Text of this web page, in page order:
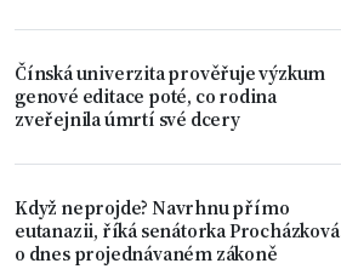
Čínská univerzita prověřuje výzkum
genové editace poté, co rodina
zveřejnila úmrtí své dcery
Když neprojde? Navrhnu přímo
eutanazii, říká senátorka Procházková
o dnes projednávaném zákoně